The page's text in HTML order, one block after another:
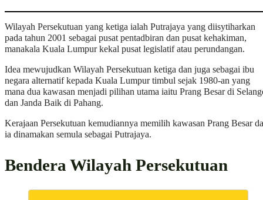
Wilayah Persekutuan yang ketiga ialah Putrajaya yang diisytiharkan
pada tahun 2001 sebagai pusat pentadbiran dan pusat kehakiman,
manakala Kuala Lumpur kekal pusat legislatif atau perundangan.
Idea mewujudkan Wilayah Persekutuan ketiga dan juga sebagai ibu
negara alternatif kepada Kuala Lumpur timbul sejak 1980-an yang
mana dua kawasan menjadi pilihan utama iaitu Prang Besar di
dan Janda Baik di Pahang.
Kerajaan Persekutuan kemudiannya memilih kawasan Prang Besar
ia dinamakan semula sebagai Putrajaya.
Bendera Wilayah Persekutuan